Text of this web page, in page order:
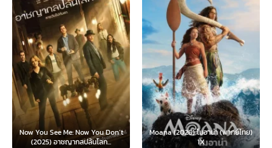
Now You See Me: Now You Don’t
(2025) อาชญากลปล้นโลก...
Moana (2026) โมอาน่า (พากย์ไทย)
1X